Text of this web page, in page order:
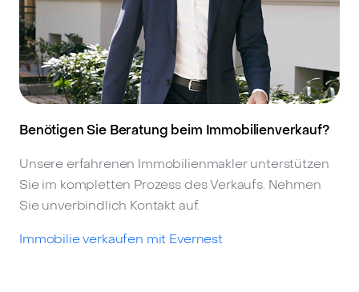
Benötigen Sie Beratung beim Immobilienverkauf?
Unsere erfahrenen Immobilienmakler unterstützen
Sie im kompletten Prozess des Verkaufs. Nehmen
Sie unverbindlich Kontakt auf.
Immobilie verkaufen mit Evernest